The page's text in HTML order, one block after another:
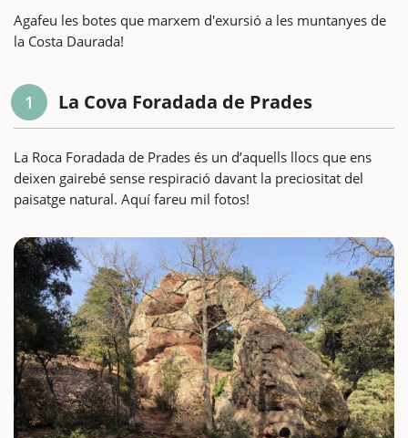
Agafeu les botes que marxem d'exursió a les muntanyes de
la Costa Daurada!
1 La Cova Foradada de Prades
La Roca Foradada de Prades és un d’aquells llocs que ens
deixen gairebé sense respiració davant la preciositat del
paisatge natural. Aquí fareu mil fotos!